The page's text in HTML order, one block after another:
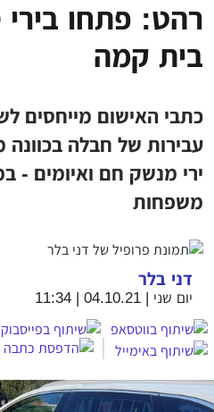
רהט: פתחו
בית קמה
כתבי האישום מייחסים
עבירות של חבלה
ירי מנשק חם ואיומים -
משפחות
דני בלר
יום שני | 04.10.21 | 11:34